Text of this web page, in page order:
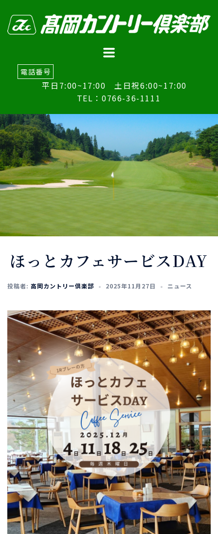
電話番号
平日7:00~17:00 土日祝6:00~17:00
TEL：0766-36-1111
ほっとカフェサービスDAY
投稿者: 高岡カントリー倶楽部 2025年11月27日 ニュース